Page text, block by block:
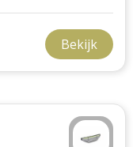
Bekijk